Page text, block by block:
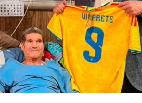
share